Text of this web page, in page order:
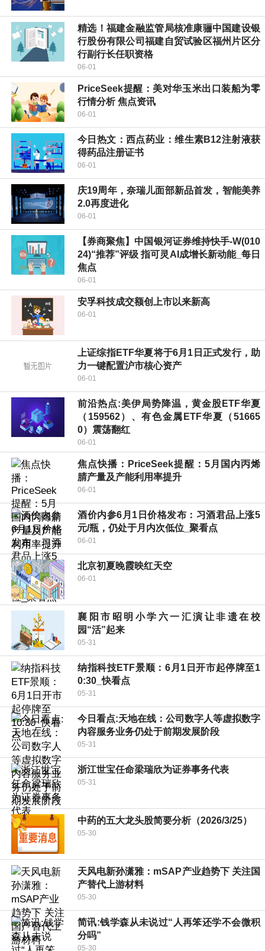
精选！福建金融监管局核准康骊中国建设银
行股份有限公司福建自贸试验区福州片区分
行副行长任职资格
06-01
PriceSeek提醒：美对华玉米出口装船为零
行情分析 焦点资讯
06-01
今日热文：西点药业：维生素B12注射液获
得药品注册证书
06-01
庆19周年，奈瑞儿面部新品首发，智能美养
2.0再度进化
06-01
【券商聚焦】中国银河证券维持快手-W(010
24)“推荐”评级 指可灵AI成增长新动能_每日
焦点
06-01
安孚科技成交额创上市以来新高
06-01
上证综指ETF华夏将于6月1日正式发行，助
力一键配置沪市核心资产
06-01
前沿热点:美伊局势降温，黄金股ETF华夏
（159562）、有色金属ETF华夏（51665
0）震荡翻红
06-01
焦点快播：PriceSeek提醒：5月国内丙烯
腈产量及产能利用率提升
06-01
酒价内参6月1日价格发布：习酒君品上涨5
元/瓶，仍处于月内次低位_聚看点
06-01
北京初夏晚霞映红天空
06-01
襄阳市昭明小学六一汇演让非遗在校
园“活”起来
05-31
纳指科技ETF景顺：6月1日开市起停牌至1
0:30_快看点
05-31
今日看点:天地在线：公司数字人等虚拟数字
内容服务业务仍处于前期发展阶段
05-31
浙江世宝任命梁瑞欣为证券事务代表
05-31
中药的五大龙头股简要分析（2026/3/25）
05-30
天风电新孙潇雅：mSAP产业趋势下 关注国
产替代上游材料
05-30
简讯:钱学森从未说过“人再笨还学不会微积
分吗”
05-30